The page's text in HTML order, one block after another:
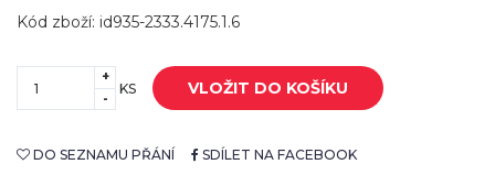
Kód zboží: id935-2333.4175.1.6
+
-
KS VLOŽIT DO KOŠÍKU
DO SEZNAMU PŘÁNÍ SDÍLET NA FACEBOOK